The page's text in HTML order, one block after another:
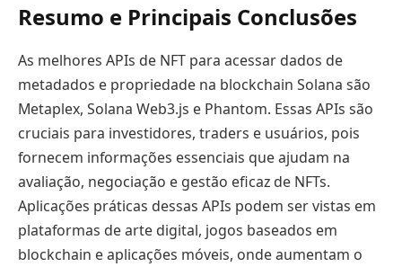
Resumo e Principais Conclusões
As melhores APIs de NFT para acessar dados de
metadados e propriedade na blockchain Solana são
Metaplex, Solana Web3.js e Phantom. Essas APIs são
cruciais para investidores, traders e usuários, pois
fornecem informações essenciais que ajudam na
avaliação, negociação e gestão eficaz de NFTs.
Aplicações práticas dessas APIs podem ser vistas em
plataformas de arte digital, jogos baseados em
blockchain e aplicações móveis, onde aumentam o